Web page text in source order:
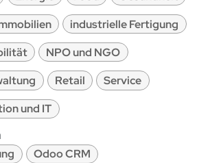
industrielle Fertigung
NPO und NGO
Retail
Service
und IT
Odoo CRM